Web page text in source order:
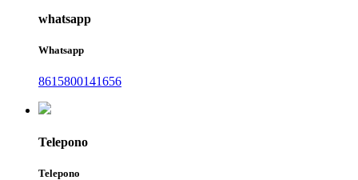
whatsapp
Whatsapp
8615800141656
Telepono
Telepono